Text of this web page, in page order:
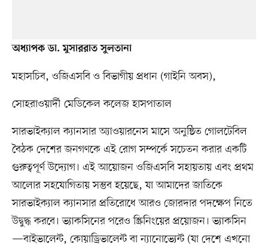
অধ্যাপক ডা. মুসাররাত সুলতানা
মহাসচিব, ওজিএসবি ও বিভাগীয় প্রধান (গাইনি অবস),
সোহরাওয়ার্দী মেডিকেল কলেজ হাসপাতাল
সারভাইক্যাল ক্যানসার অ্যাওয়ারনেস মাসে অনুষ্ঠিত গোলটেবিল
বৈঠক দেশের জনগণকে এই রোগ সম্পর্কে সচেতন করার একটি
গুরুত্বপূর্ণ উদ্যোগ। এই আয়োজন ওজিএসবি সহায়তায় এবং প্রথম
আলোর সহযোগিতায় সম্ভব হয়েছে, যা আমাদের জাতিকে
সারভাইক্যাল ক্যানসার প্রতিরোধে আরও জোরদার পদক্ষেপ নিতে
উদ্বুদ্ধ করবে। ভ্যাকসিনের পরেও স্ক্রিনিংয়ের প্রয়োজন। ভ্যাকসিন
—বাইভালেন্ট, কোয়াড্রিভালেন্ট বা ন্যানোভ্যেন্ট (যা দেশে এখনো